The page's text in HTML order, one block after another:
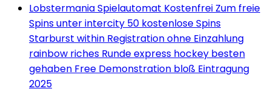
Lobstermania Spielautomat Kostenfrei Zum freie
Spins unter intercity 50 kostenlose Spins
Starburst within Registration ohne Einzahlung
rainbow riches Runde express hockey besten
gehaben Free Demonstration bloß Eintragung
2025